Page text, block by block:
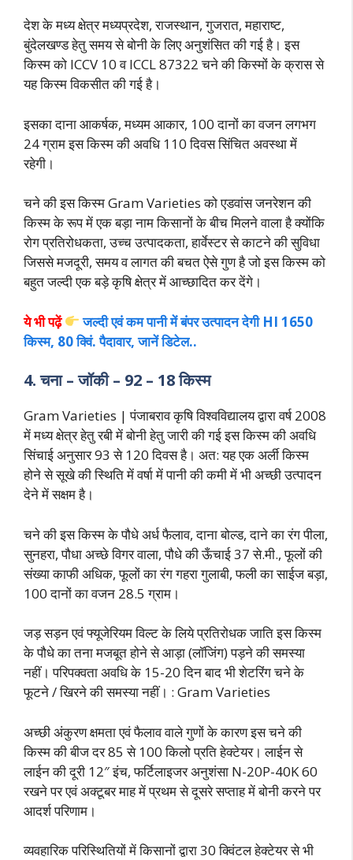
देश के मध्य क्षेत्र मध्यप्रदेश, राजस्थान, गुजरात, महाराष्ट,
बुंदेलखण्ड हेतु समय से बोनी के लिए अनुशंसित की गई है। इस
किस्म को ICCV 10 व ICCL 87322 चने की किस्मों के क्रास से
यह किस्म विकसीत की गई है।
इसका दाना आकर्षक, मध्यम आकार, 100 दानों का वजन लगभग
24 ग्राम इस किस्म की अवधि 110 दिवस सिंचित अवस्था में
रहेगी।
चने की इस किस्म Gram Varieties को एडवांस जनरेशन की
किस्म के रूप में एक बड़ा नाम किसानों के बीच मिलने वाला है क्योंकि
रोग प्रतिरोधकता, उच्च उत्पादकता, हार्वेस्टर से काटने की सुविधा
जिससे मजदूरी, समय व लागत की बचत ऐसे गुण है जो इस किस्म को
बहुत जल्दी एक बड़े कृषि क्षेत्र में आच्छादित कर देंगे।
ये भी पढ़ें
जल्दी एवं कम पानी में बंपर उत्पादन देगी HI 1650
किस्म, 80 क्विं. पैदावार, जानें डिटेल..
4. चना – जॉकी – 92 – 18 किस्म
Gram Varieties | पंजाबराव कृषि विश्वविद्यालय द्वारा वर्ष 2008
में मध्य क्षेत्र हेतु रबी में बोनी हेतु जारी की गई इस किस्म की अवधि
सिंचाई अनुसार 93 से 120 दिवस है। अत: यह एक अर्ली किस्म
होने से सूखे की स्थिति में वर्षा में पानी की कमी में भी अच्छी उत्पादन
देने में सक्षम है।
चने की इस किस्म के पौधे अर्ध फैलाव, दाना बोल्ड, दाने का रंग पीला,
सुनहरा, पौधा अच्छे विगर वाला, पौधे की ऊँचाई 37 से.मी., फूलों की
संख्या काफी अधिक, फूलों का रंग गहरा गुलाबी, फली का साईज बड़ा,
100 दानों का वजन 28.5 ग्राम।
जड़ सड़न एवं फ्यूजेरियम विल्ट के लिये प्रतिरोधक जाति इस किस्म
के पौधे का तना मजबूत होने से आड़ा (लॉजिंग) पड़ने की समस्या
नहीं। परिपक्वता अवधि के 15-20 दिन बाद भी शेटरिंग चने के
फूटने / खिरने की समस्या नहीं। : Gram Varieties
अच्छी अंकुरण क्षमता एवं फैलाव वाले गुणों के कारण इस चने की
किस्म की बीज दर 85 से 100 किलो प्रति हेक्टेयर। लाईन से
लाईन की दूरी 12″ इंच, फर्टिलाइजर अनुशंसा N-20P-40K 60
रखने पर एवं अक्टूबर माह में प्रथम से दूसरे सप्ताह में बोनी करने पर
आदर्श परिणाम।
व्यवहारिक परिस्थितियों में किसानों द्वारा 30 क्विंटल हेक्टेयर से भी